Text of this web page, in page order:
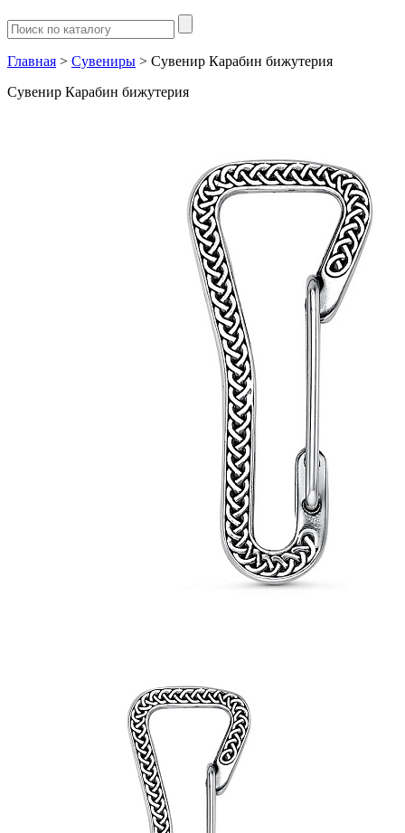
Главная > Сувениры > Сувенир Карабин бижутерия
Сувенир Карабин бижутерия